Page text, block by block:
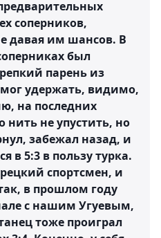
соперников,
давая им шансов. В
был
парень из
удержать, видимо,
на последних
нить не упустить, но
забежал назад, и
в 5:3 в пользу турка.
спортсмен, и
в прошлом году
с нашим Угуевым,
тоже проиграл